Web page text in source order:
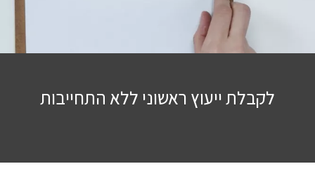
לקבלת ייעוץ ראשוני ללא התחייבות